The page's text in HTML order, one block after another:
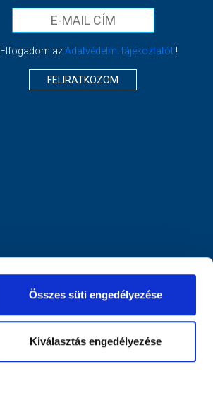
Összes süti engedélyezése
Kiválasztás engedélyezése
Elfogadom azAdatvédelmi tájékoztatót !
FELIRATKOZOM